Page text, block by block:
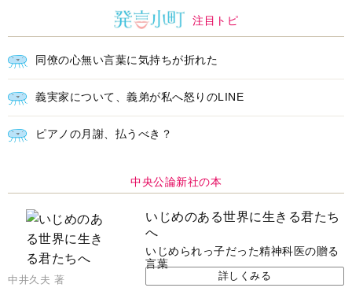
注目トピ
同僚の心無い言葉に気持ちが折れた
義実家について、義弟が私へ怒りのLINE
ピアノの月謝、払うべき？
中央公論新社の本
いじめのある世界に生きる君たち
へ
いじめられっ子だった精神科医の贈る
言葉
中井久夫 著 詳しくみる